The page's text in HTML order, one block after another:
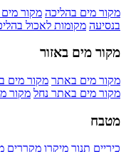
מקור מים בהליכה מקור
בנסיעה מקומות לאכול
מקור מים באזור
מקור מים באתר מקור מים
מקור מים באתר נחל מקור
מטבח
כיריים תנור מיקרו מקררים